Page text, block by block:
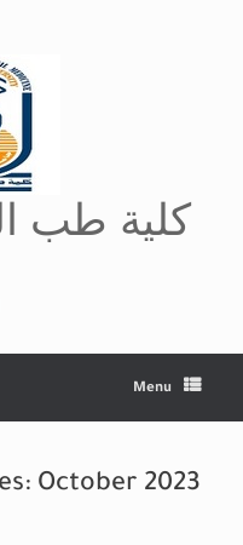
كلية طب
Menu
October 2023